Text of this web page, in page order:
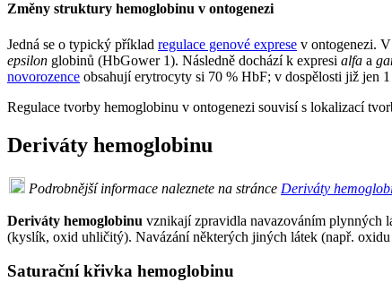
Změny struktury hemoglobinu v ontogenezi
Jedná se o typický příklad regulace genové exprese v ontogenezi.
epsilon globinů (HbGower 1). Následně dochází k expresi alfa a
novorozence obsahují erytrocyty si 70 % HbF; v dospělosti již jen
Regulace tvorby hemoglobinu v ontogenezi souvisí s lokalizací
Deriváty hemoglobinu
Podrobnější informace naleznete na stránce Deriváty
Deriváty hemoglobinu vznikají zpravidla navazováním plynných
(kyslík, oxid uhličitý). Navázání některých jiných látek (např.
Saturační křivka hemoglobinu